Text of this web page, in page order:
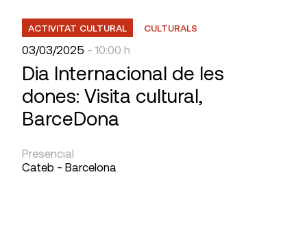
ACTIVITAT CULTURAL CULTURALS
03/03/2025 - 10:00 h
Dia Internacional de les
dones: Visita cultural,
BarceDona
Presencial
Cateb - Barcelona